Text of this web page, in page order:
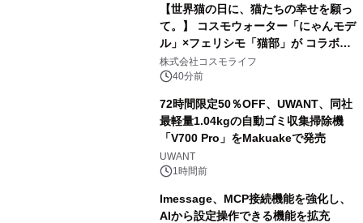
【世界猫の日に、猫たちの幸せを願っ
て。】 コスモウォーター「にゃんモデ
ル」×フェリシモ「猫部」が コラボキ
ャンペーンを実施
株式会社コスモライフ
40分前
72時間限定50％OFF、UWANT、同社
最軽量1.04kgの自動ゴミ収集掃除機
「V700 Pro」をMakuakeで発売
UWANT
1時間前
lmessage、MCP接続機能を強化し、
AIから設定操作できる機能を拡充